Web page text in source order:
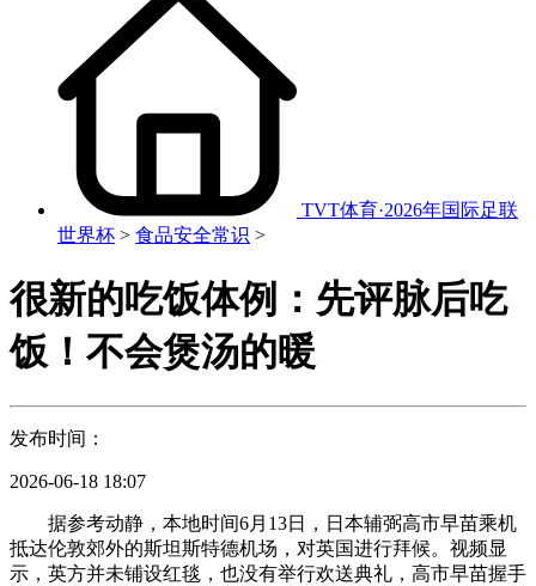
TVT体育·2026年国际足联
世界杯 > 食品安全常识 >
很新的吃饭体例：先评脉后吃
饭！不会煲汤的暖
发布时间：
2026-06-18 18:07
据参考动静，本地时间6月13日，日本辅弼高市早苗乘机
抵达伦敦郊外的斯坦斯特德机场，对英国进行拜候。视频显
示，英方并未铺设红毯，也没有举行欢送典礼，高市早苗握手